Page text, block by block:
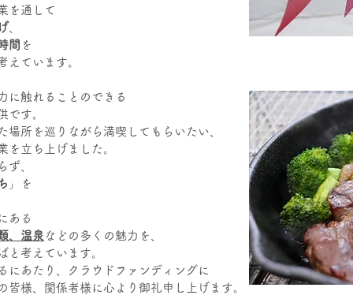
を通して
間 を
えています。
触れることのできる
です。
所を巡りながら満喫してもらいたい、
を立ち上げました。
ず、
」を
ある
、温泉 などの多くの魅力を、
と考えています。
にあたり、クラウドファンディングに
様、関係者様に心より御礼申し上げます。